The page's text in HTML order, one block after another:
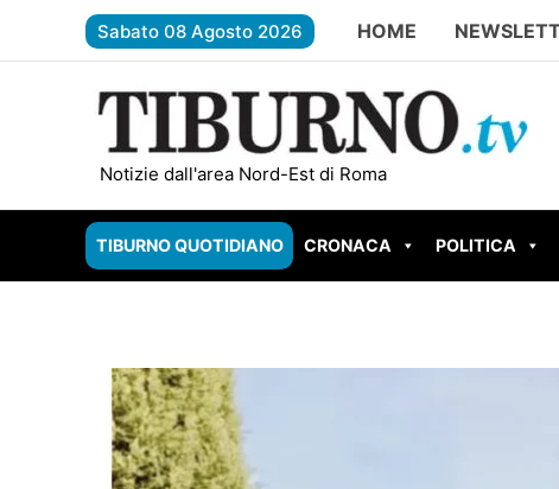
Sabato 08 Agosto 2026 HOME
Notizie dall'area Nord-Est di Roma
TIVOLI – Parco Begozzi da un milione di euro, resta
TIBURNO QUOTIDIANO CRONACA POLITICA